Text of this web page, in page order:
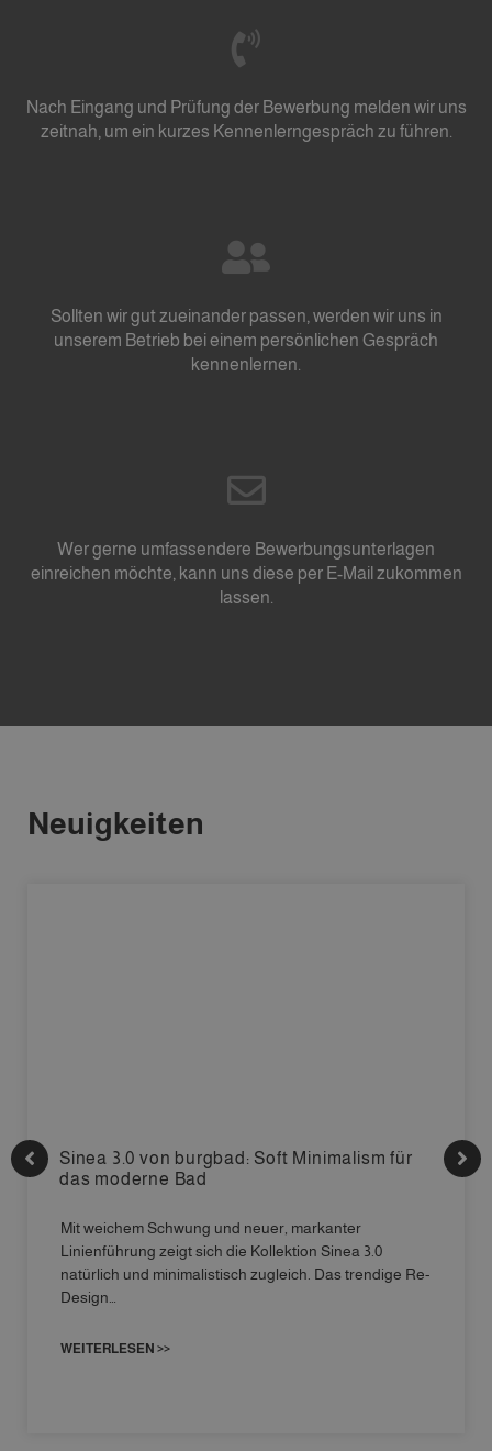
Nach Eingang und Prüfung der Bewerbung melden wir uns
zeitnah, um ein kurzes Kennenlerngespräch zu führen.
Sollten wir gut zueinander passen, werden wir uns in
unserem Betrieb bei einem persönlichen Gespräch
kennenlernen.
Wer gerne umfassendere Bewerbungsunterlagen
einreichen möchte, kann uns diese per E-Mail zukommen
lassen.
Neuigkeiten
Sinea 3.0 von burgbad: Soft Minimalism für
das moderne Bad
Mit weichem Schwung und neuer, markanter
Linienführung zeigt sich die Kollektion Sinea 3.0
natürlich und minimalistisch zugleich. Das trendige Re-
Design…
WEITERLESEN >>